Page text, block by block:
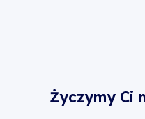
Życzymy Ci